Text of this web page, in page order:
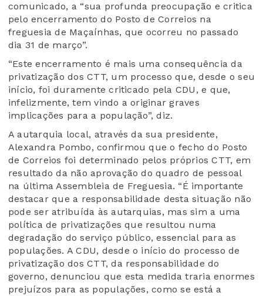
comunicado, a “sua profunda preocupação e critica
pelo encerramento do Posto de Correios na
freguesia de Maçaínhas, que ocorreu no passado
dia 31 de março”.
“Este encerramento é mais uma consequência da
privatização dos CTT, um processo que, desde o seu
início, foi duramente criticado pela CDU, e que,
infelizmente, tem vindo a originar graves
implicações para a população”, diz.
A autarquia local, através da sua presidente,
Alexandra Pombo, confirmou que o fecho do Posto
de Correios foi determinado pelos próprios CTT, em
resultado da não aprovação do quadro de pessoal
na última Assembleia de Freguesia. “É importante
destacar que a responsabilidade desta situação não
pode ser atribuída às autarquias, mas sim a uma
política de privatizações que resultou numa
degradação do serviço público, essencial para as
populações. A CDU, desde o início do processo de
privatização dos CTT, da responsabilidade do
governo, denunciou que esta medida traria enormes
prejuízos para as populações, como se está a